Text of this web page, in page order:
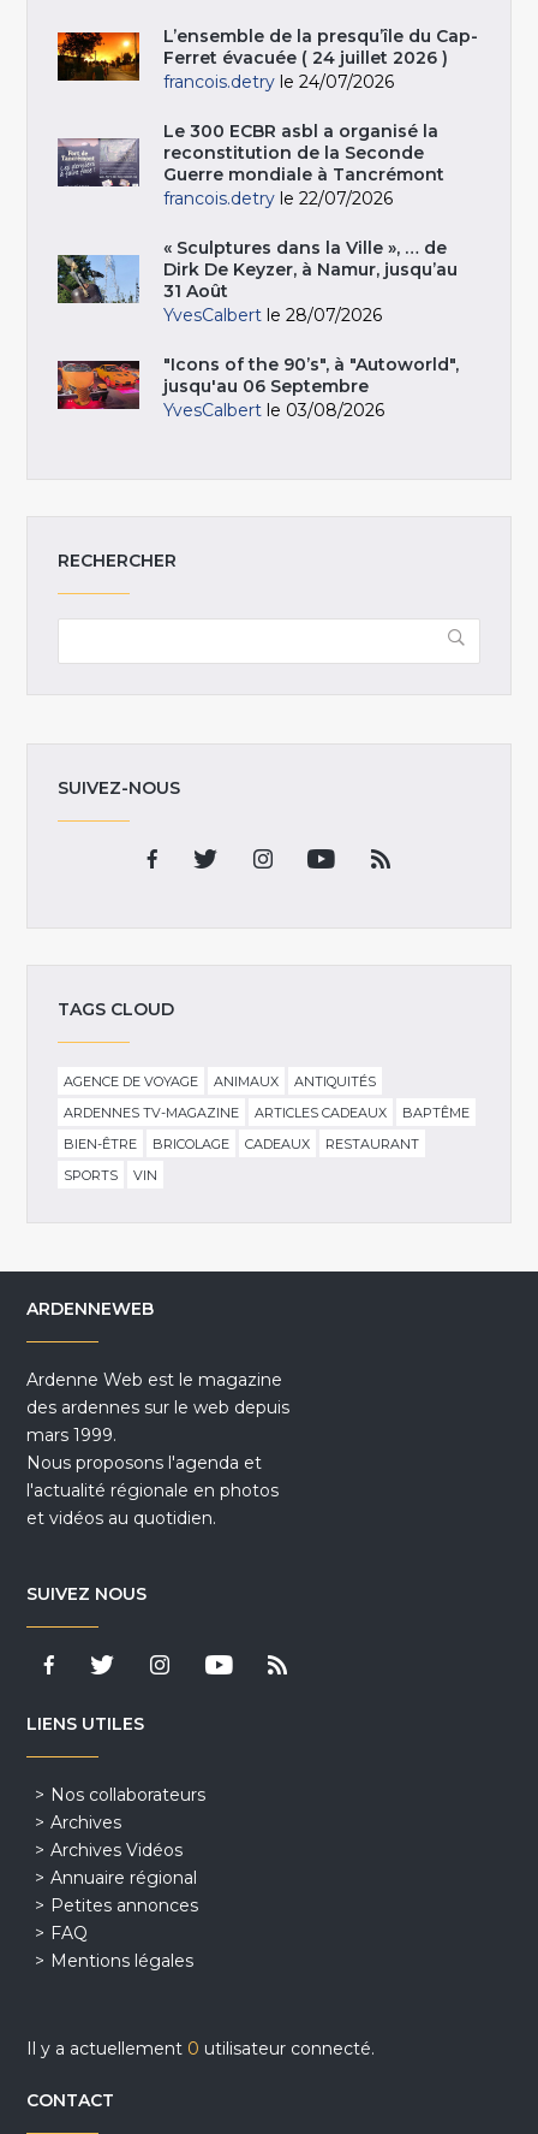
L’ensemble de la presqu’île du Cap-
Ferret évacuée ( 24 juillet 2026 )
francois.detry le 24/07/2026
Le 300 ECBR asbl a organisé la
reconstitution de la Seconde
Guerre mondiale à Tancrémont
francois.detry le 22/07/2026
« Sculptures dans la Ville », … de
Dirk De Keyzer, à Namur, jusqu’au
31 Août
YvesCalbert le 28/07/2026
"Icons of the 90’s", à "Autoworld",
jusqu'au 06 Septembre
YvesCalbert le 03/08/2026
RECHERCHER
SUIVEZ-NOUS
TAGS CLOUD
AGENCE DE VOYAGE ANIMAUX
ANTIQUITÉS
ARDENNES TV-MAGAZINE
ARTICLES CADEAUX
BAPTÊME
BIEN-ÊTRE
BRICOLAGE CADEAUX
RESTAURANT
SPORTS
VIN
ARDENNEWEB
Ardenne Web est le magazine
des ardennes sur le web depuis
mars 1999.
Nous proposons l'agenda et
l'actualité régionale en photos
et vidéos au quotidien.
SUIVEZ NOUS
LIENS UTILES
Nos collaborateurs
Archives
Archives Vidéos
Annuaire régional
Petites annonces
FAQ
Mentions légales
Il y a actuellement 0 utilisateur connecté.
CONTACT